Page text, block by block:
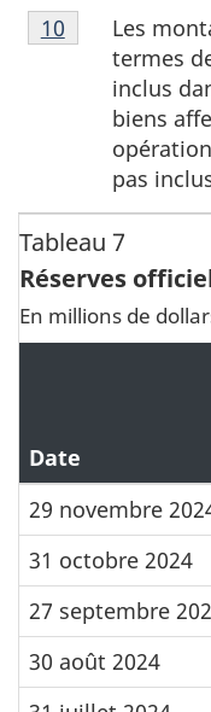
Note
de
Les
termes
inclus
biens
pas
Retour à la
10
Tableau 7
Réserves
En millions de
Date
29 novembre
31 octobre 2024
27 septembre
30 août 2024